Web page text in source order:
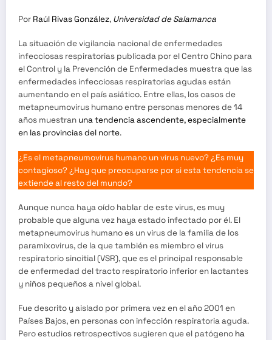
Por Raúl Rivas González, Universidad de Salamanca
La situación de vigilancia nacional de enfermedades
infecciosas respiratorias publicada por el Centro Chino para
el Control y la Prevención de Enfermedades muestra que las
enfermedades infecciosas respiratorias agudas están
aumentando en el país asiático. Entre ellas, los casos de
metapneumovirus humano entre personas menores de 14
años muestran una tendencia ascendente, especialmente
en las provincias del norte.
¿Es el metapneumovirus humano un virus nuevo? ¿Es muy
contagioso? ¿Hay que preocuparse por si esta tendencia se
extiende al resto del mundo?
Aunque nunca haya oído hablar de este virus, es muy
probable que alguna vez haya estado infectado por él. El
metapneumovirus humano es un virus de la familia de los
paramixovirus, de la que también es miembro el virus
respiratorio sincitial (VSR), que es el principal responsable
de enfermedad del tracto respiratorio inferior en lactantes
y niños pequeños a nivel global.
Fue descrito y aislado por primera vez en el año 2001 en
Países Bajos, en personas con infección respiratoria aguda.
Pero estudios retrospectivos sugieren que el patógeno ha